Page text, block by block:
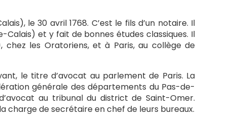
le 30 avril 1768. C’est le fils d’un notaire. Il
et y fait de bonnes études classiques. Il
chez les Oratoriens, et à Paris, au collège de
le titre d’avocat au parlement de Paris. La
générale des départements du Pas-de-
au tribunal du district de Saint-Omer.
charge de secrétaire en chef de leurs bureaux.